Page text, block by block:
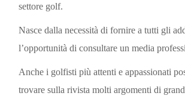
settore golf.
Nasce dalla necessità di fornire a tutti gli
l’opportunità di consultare un media
Anche i golfisti più attenti e appassionati
trovare sulla rivista molti argomenti di